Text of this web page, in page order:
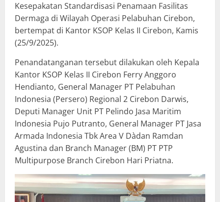
Kesepakatan Standardisasi Penamaan Fasilitas
Dermaga di Wilayah Operasi Pelabuhan Cirebon,
bertempat di Kantor KSOP Kelas II Cirebon, Kamis
(25/9/2025).
Penandatanganan tersebut dilakukan oleh Kepala
Kantor KSOP Kelas II Cirebon Ferry Anggoro
Hendianto, General Manager PT Pelabuhan
Indonesia (Persero) Regional 2 Cirebon Darwis,
Deputi Manager Unit PT Pelindo Jasa Maritim
Indonesia Pujo Putranto, General Manager PT Jasa
Armada Indonesia Tbk Area V Dàdan Ramdan
Agustina dan Branch Manager (BM) PT PTP
Multipurpose Branch Cirebon Hari Priatna.